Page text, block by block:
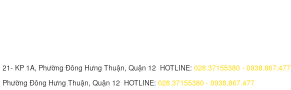
KP 1A, Phường Đông Hưng Thuận, Quận 12 HOTLINE: 028.37155380 - 0938.867.477
Đông Hưng Thuận, Quận 12 HOTLINE: 028.37155380 - 0938.867.477